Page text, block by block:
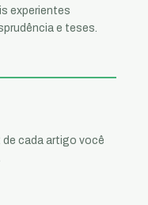
experientes
e teses.
de cada artigo você